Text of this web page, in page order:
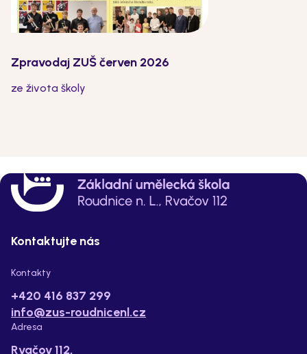
Zpravodaj ZUŠ červen 2026
ze života školy
Kontaktujte nás
Kontakty
+420 416 837 299
info@zus-roudnicenl.cz
Adresa
Rvačov 112,